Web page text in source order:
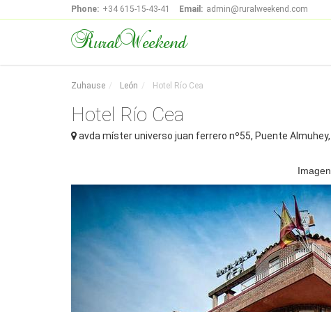
Phone: +34 615-15-43-41 Email: admin@ruralweekend.com
RuralWeekend
Zuhause León Hotel Río Cea
Hotel Río Cea
avda míster universo juan ferrero nº55, Puente Almuhey,
Imagen